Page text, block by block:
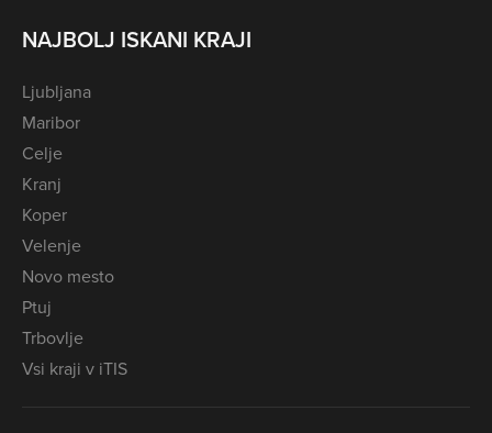
NAJBOLJ ISKANI KRAJI
Ljubljana
Maribor
Celje
Kranj
Koper
Velenje
Novo mesto
Ptuj
Trbovlje
Vsi kraji v iTIS